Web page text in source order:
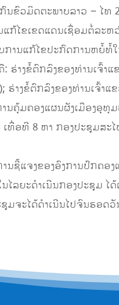
ນຂົວມິດຕະພາບລາວ – ໄທ
ໄຂເຂດແດນເຊື່ອມຕໍ່ລະຫ
ານແກ້ໄຂປະກົດການຫຍໍ້ທໍ້ໃ
ຮ່າງຂໍ້ຕົກລົງຂອງທ່ານເຈົ້າ
ຮ່າງຂໍ້ຕົກລົງຂອງທ່ານເຈົ້າ
ນຄຸ້ມຄອງແຜນຜັງເມືອງອຸ
ທື່ອທີ 8 ຫາ ກອງປະຊຸມສ
ນຊີ້ແຈງຂອງອົງການປົກຄ
ໄລຍະດໍາເນີນກອງປະຊຸມ
ມຈະໄດ້ດຳເນີນໄປຈົນຮອດ